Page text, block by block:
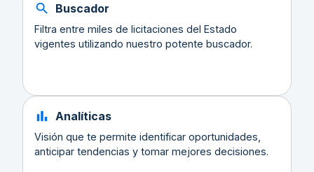
Buscador
Filtra entre miles de licitaciones del Estado
vigentes utilizando nuestro potente buscador.
Analíticas
Visión que te permite identificar oportunidades,
anticipar tendencias y tomar mejores decisiones.